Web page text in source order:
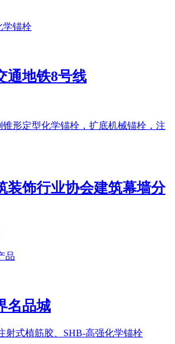
学锚栓
通地铁8号线
形定型化学锚栓，扩底机械锚栓，注
装饰行业协会建筑幕墙分
品
名品城
射式植筋胶、SHB-高强化学锚栓